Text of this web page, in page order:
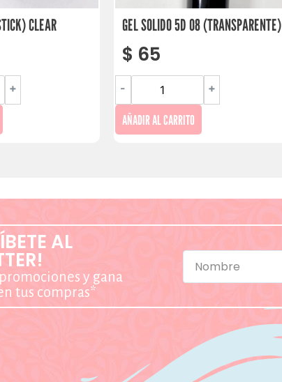
CLEAR
+
GEL SOLIDO 5D 08 (TRANSPARENTE)
$ 65
- +
AÑADIR AL CARRITO
AL
y gana
tus compras*